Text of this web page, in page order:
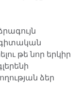
թե նոր երկիր
ձեր